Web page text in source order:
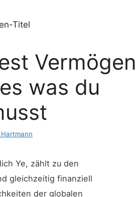
Vermögen
was du
Ye, zählt zu den
gleichzeitig finanziell
der globalen